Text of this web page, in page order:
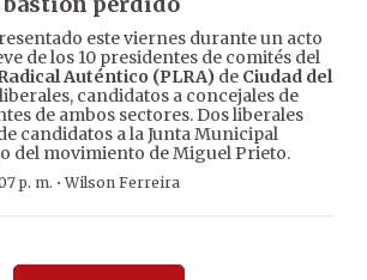
este viernes durante un acto
de los 10 presidentes de comités del
Auténtico (PLRA) de Ciudad del
candidatos a concejales de
de ambos sectores. Dos liberales
candidatos a la Junta Municipal
del movimiento de Miguel Prieto.
p. m. ·Wilson Ferreira